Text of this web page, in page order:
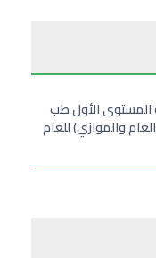
المستوى الأول طب
والموازي) للعام